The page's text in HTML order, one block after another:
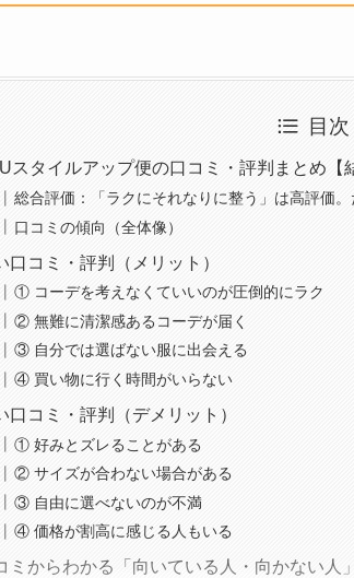
目次
スタイルアップ便の口コミ・評判まとめ【
総合評価：「ラクにそれなりに整う」は高評価
口コミの傾向（全体像）
口コミ・評判（メリット）
① コーデを考えなくていいのが圧倒的にラク
② 無難に清潔感あるコーデが届く
③ 自分では選ばない服に出会える
④ 買い物に行く時間がいらない
口コミ・評判（デメリット）
① 好みとズレることがある
② サイズが合わない場合がある
③ 自由に選べないのが不満
④ 価格が割高に感じる人もいる
ミからわかる「向いている人・向かない人」